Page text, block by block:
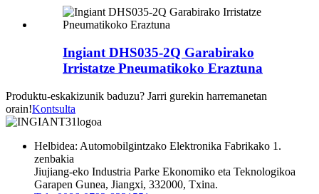
Ingiant DHS035-2Q Garabirako
Irristatze Pneumatikoko Eraztuna
Produktu-eskakizunik baduzu? Jarri gurekin harremanetan
orain!Kontsulta
Helbidea: Automobilgintzako Elektronika Fabrikako 1.
zenbakia
Jiujiang-eko Industria Parke Ekonomiko eta Teknologikoa
Garapen Gunea, Jiangxi, 332000, Txina.